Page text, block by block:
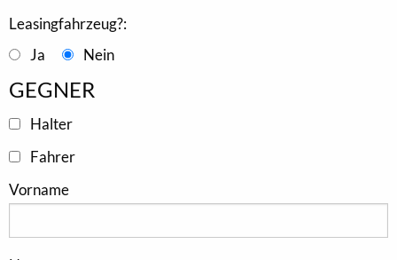
Leasingfahrzeug?:
Ja
Nein
GEGNER
Halter
Fahrer
Vorname